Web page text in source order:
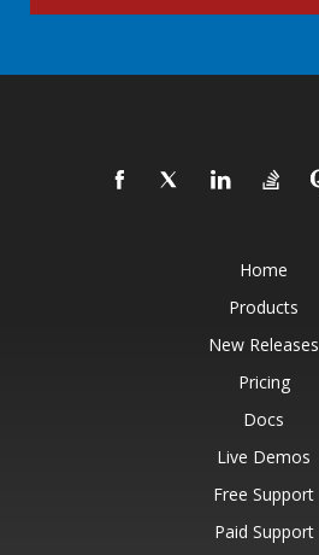
Home
Products
New Releases
Pricing
Docs
Live Demos
Free Support
Paid Support